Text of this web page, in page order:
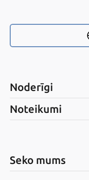
Noderīgi
Noteikumi
Seko mums